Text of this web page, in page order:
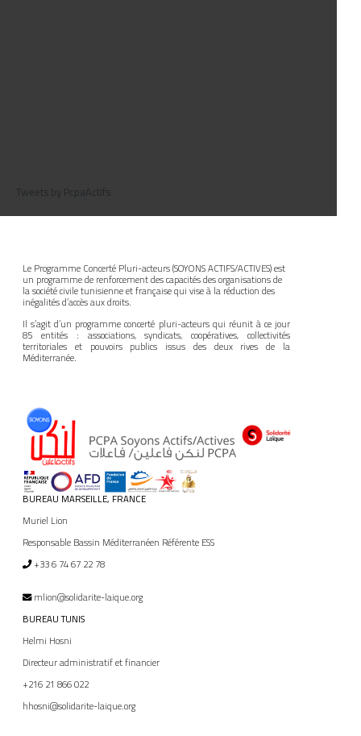
Tweets by PcpaActifs
Le Programme Concerté Pluri-acteurs (SOYONS ACTIFS/ACTIVES) est
un programme de renforcement des capacités des organisations de
la société civile tunisienne et française qui vise à la réduction des
inégalités d’accès aux droits.
Il s’agit d’un programme concerté pluri-acteurs qui réunit à ce jour
85 entités : associations, syndicats, coopératives, collectivités
territoriales et pouvoirs publics issus des deux rives de la
Méditerranée.
BUREAU MARSEILLE, FRANCE
Muriel Lion
Responsable Bassin Méditerranéen Référente ESS
+33 6 74 67 22 78
mlion@solidarite-laique.org
BUREAU TUNIS
Helmi Hosni
Directeur administratif et financier
+216 21 866 022
hhosni@solidarite-laique.org